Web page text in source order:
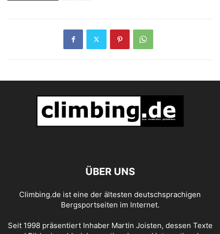
ÜBER UNS
Climbing.de ist eine der ältesten deutschsprachigen
Bergsportseiten im Internet.
Seit 1998 präsentiert Inhaber Martin Joisten, dessen Texte